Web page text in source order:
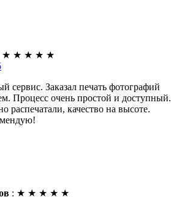
★ ★ ★ ★ ★
сервис. Заказал печать фотографий
Процесс очень простой и доступный.
распечатали, качество на высоте.
: ★ ★ ★ ★ ★